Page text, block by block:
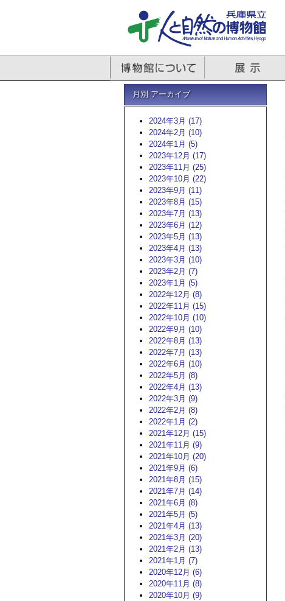
月別 アーカイブ
2024年3月 (17)
2024年2月 (10)
2024年1月 (5)
2023年12月 (17)
2023年11月 (25)
2023年10月 (22)
2023年9月 (11)
2023年8月 (15)
2023年7月 (13)
2023年6月 (12)
2023年5月 (13)
2023年4月 (13)
2023年3月 (10)
2023年2月 (7)
2023年1月 (5)
2022年12月 (8)
2022年11月 (15)
2022年10月 (10)
2022年9月 (10)
2022年8月 (13)
2022年7月 (13)
2022年6月 (10)
2022年5月 (8)
2022年4月 (13)
2022年3月 (9)
2022年2月 (8)
2022年1月 (2)
2021年12月 (15)
2021年11月 (9)
2021年10月 (20)
2021年9月 (6)
2021年8月 (15)
2021年7月 (14)
2021年6月 (8)
2021年5月 (5)
2021年4月 (13)
2021年3月 (20)
2021年2月 (13)
2021年1月 (7)
2020年12月 (6)
2020年11月 (8)
2020年10月 (9)